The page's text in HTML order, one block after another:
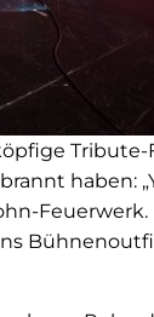
Tribute-
haben: